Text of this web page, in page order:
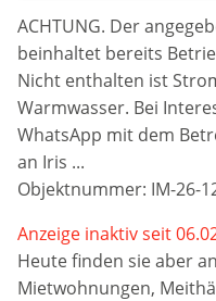
ACHTUNG. Der
beinhaltet bereits
Nicht enthalten ist
Warmwasser. Bei
WhatsApp mit dem
an Iris ...
Objektnummer: IM-26-
Anzeige inaktiv seit
Heute finden sie aber
Mietwohnungen,